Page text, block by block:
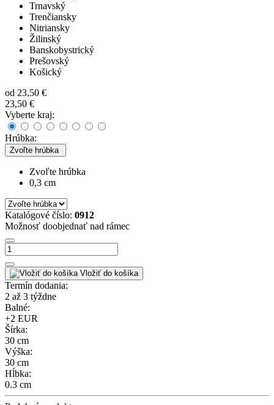
Trnavský
Trenčiansky
Nitriansky
Žilinský
Banskobystrický
Prešovský
Košický
od 23,50 €
23,50 €
Vyberte kraj:
Hrúbka:
Zvoľte hrúbka
Zvoľte hrúbka
0,3 cm
Katalógové číslo: 0912
Možnosť doobjednať nad rámec
Vložiť do košíka
Termín dodania:
2 až 3 týždne
Balné:
+2 EUR
Šírka:
30 cm
Výška:
30 cm
Hĺbka:
0.3 cm